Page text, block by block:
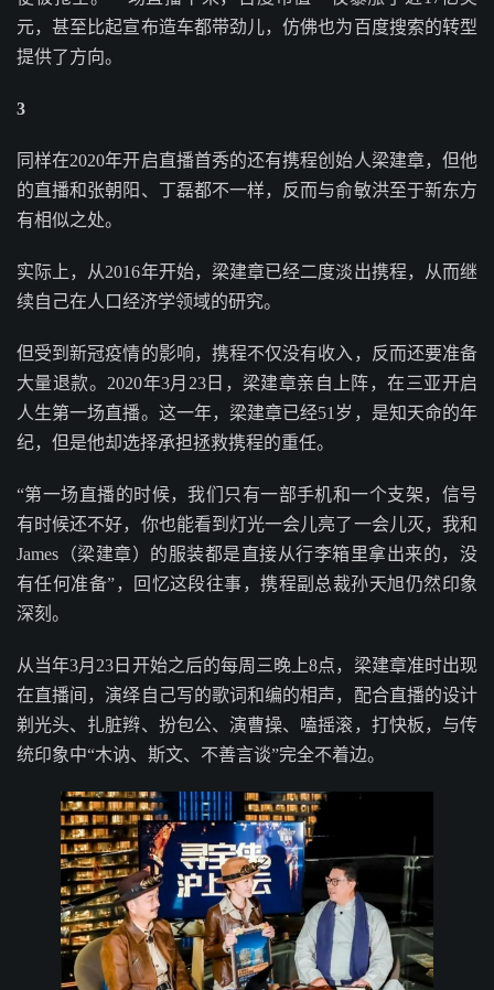
元，甚至比起宣布造车都带劲儿，仿佛也为百度搜索的转型
提供了方向。
3
同样在2020年开启直播首秀的还有携程创始人梁建章，但他
的直播和张朝阳、丁磊都不一样，反而与俞敏洪至于新东方
有相似之处。
实际上，从2016年开始，梁建章已经二度淡出携程，从而继
续自己在人口经济学领域的研究。
但受到新冠疫情的影响，携程不仅没有收入，反而还要准备
大量退款。2020年3月23日，梁建章亲自上阵，在三亚开启
人生第一场直播。这一年，梁建章已经51岁，是知天命的年
纪，但是他却选择承担拯救携程的重任。
“第一场直播的时候，我们只有一部手机和一个支架，信号
有时候还不好，你也能看到灯光一会儿亮了一会儿灭，我和
James（梁建章）的服装都是直接从行李箱里拿出来的，没
有任何准备”，回忆这段往事，携程副总裁孙天旭仍然印象
深刻。
从当年3月23日开始之后的每周三晚上8点，梁建章准时出现
在直播间，演绎自己写的歌词和编的相声，配合直播的设计
剃光头、扎脏辫、扮包公、演曹操、嗑摇滚，打快板，与传
统印象中“木讷、斯文、不善言谈”完全不着边。